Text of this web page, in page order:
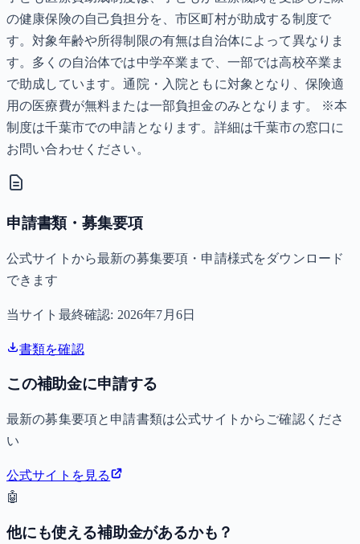
の健康保険の自己負担分を、市区町村が助成する制度で
す。対象年齢や所得制限の有無は自治体によって異なりま
す。多くの自治体では中学卒業まで、一部では高校卒業ま
で助成しています。通院・入院ともに対象となり、保険適
用の医療費が無料または一部負担金のみとなります。 ※本
制度は千葉市での申請となります。詳細は千葉市の窓口に
お問い合わせください。
申請書類・募集要項
公式サイトから最新の募集要項・申請様式をダウンロード
できます
当サイト最終確認: 2026年7月6日
書類を確認
この補助金に申請する
最新の募集要項と申請書類は公式サイトからご確認くださ
い
公式サイトを見る
🤖
他にも使える補助金があるかも？